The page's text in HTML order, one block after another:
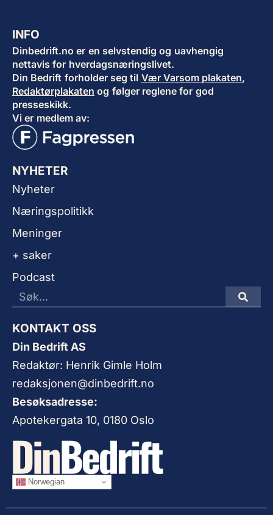
INFO
Dinbedrift.no er en selvstendig og uavhengig
nettavis for hverdagsnæringslivet.
Din Bedrift forholder seg til Vær Varsom plakaten,
Redaktørplakaten og følger reglene for god
presseskikk.
Vi er medlem av:
NYHETER
Nyheter
Næringspolitikk
Meninger
+ saker
Podcast
KONTAKT OSS
Din Bedrift AS
Redaktør: Henrik Gimle Holm
redaksjonen@dinbedrift.no
Besøksadresse:
Apotekergata 10, 0180 Oslo
Norwegian